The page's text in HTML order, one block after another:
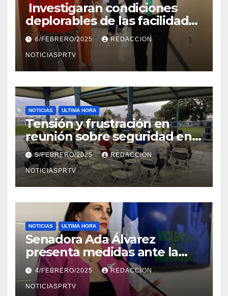
Investigaran condiciones
deplorables de las facilidades
el Departamento de la Salud
en Mayagüez
6/FEBRERO/2025 REDACCION
NOTICIASPRTV
NOTICIAS ULTIMA HORA
Tensión y frustración en
reunión sobre seguridad en
Reparto Metropolitano
5/FEBRERO/2025 REDACCION
NOTICIASPRTV
NOTICIAS ULTIMA HORA
Senadora Ada Álvarez
presenta medidas ante la
violencia en el noviazgo
4/FEBRERO/2025 REDACCION
NOTICIASPRTV